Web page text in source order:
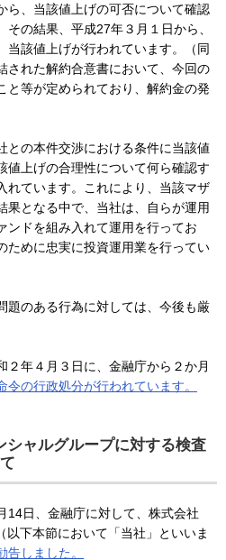
、当該値上げの可否について確認
の結果、平成27年３月１日から、
当該値上げが行われています。（同
された解約合意書において、今回の
と等が定められており、解約金の発
の本件交渉における条件に当該値
値上げの合理性について何ら確認す
れています。これにより、当該マザ
果となる中で、当社は、自らが運用
ンドを組み入れて運用を行ってお
ために忠実に投資運用業を行ってい
のある行為に対しては、今後も厳
年４月３日に、金融庁から２か月
の行政処分が行われています。
シャルグループに対する検査
日、金融庁に対して、株式会社
下本節において「当社」といいま
しました。